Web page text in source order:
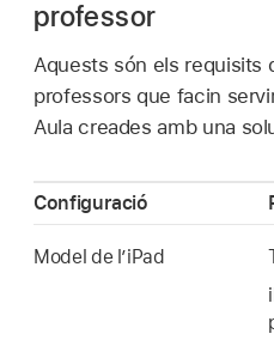
professor
Aquests són els requisits
professors que facin
Aula creades amb una
Configuració
Model de l’iPad